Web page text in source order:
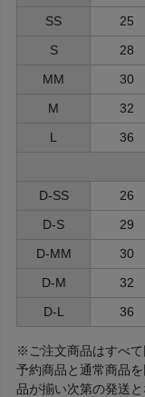
SS
25
S
28
MM
30
M
32
L
36
D-SS
26
D-S
29
D-MM
30
D-M
32
D-L
36
※ご注文商品はすべて
予約商品と通常商品
品が揃い次第の発送と